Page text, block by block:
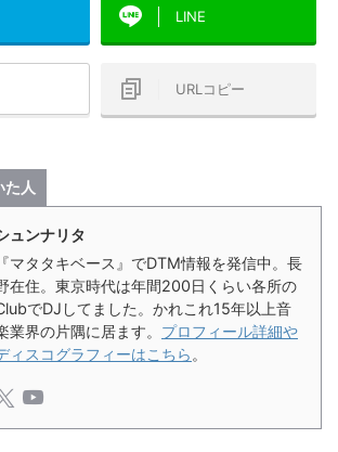
LINE
URLコピー
た人
ュンナリタ
『マタタキベース』でDTM情報を発信中。長
在住。東京時代は年間200日くらい各所の
でDJしてました。かれこれ15年以上音
業界の片隅に居ます。 プロフィール詳細や
ィスコグラフィーはこちら 。